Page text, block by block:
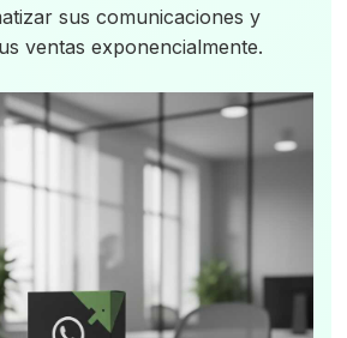
sus comunicaciones y
ventas exponencialmente.